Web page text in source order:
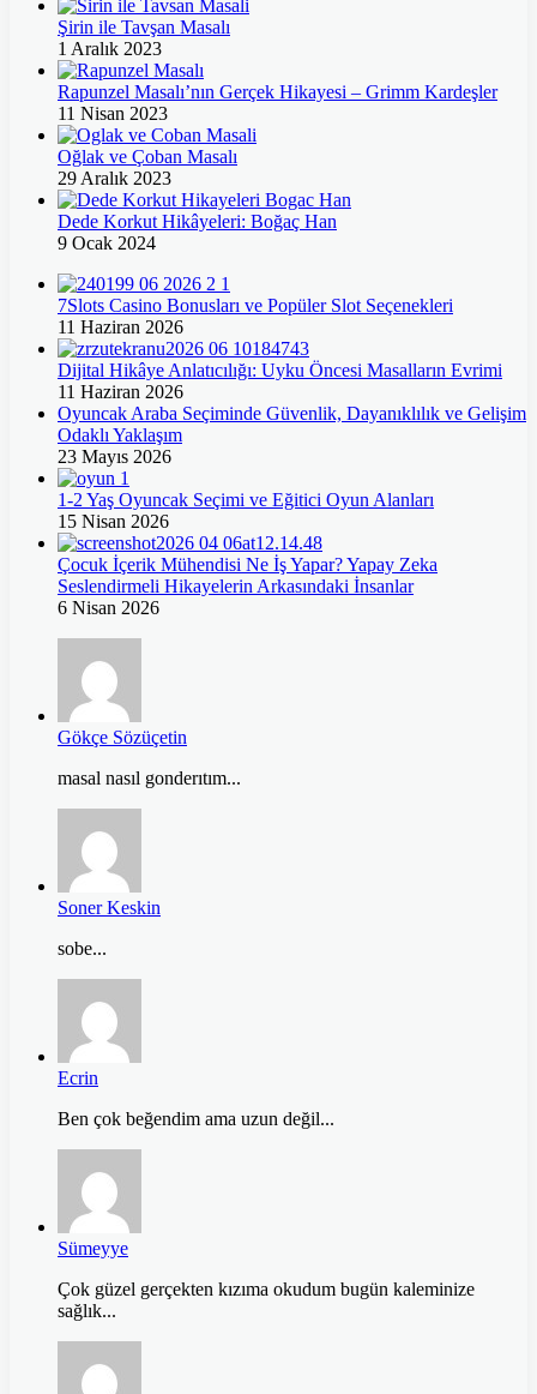
Şirin ile Tavşan Masalı
1 Aralık 2023
Rapunzel Masalı’nın Gerçek Hikayesi – Grimm Kardeşler
11 Nisan 2023
Oğlak ve Çoban Masalı
29 Aralık 2023
Dede Korkut Hikâyeleri: Boğaç Han
9 Ocak 2024
7Slots Casino Bonusları ve Popüler Slot Seçenekleri
11 Haziran 2026
Dijital Hikâye Anlatıcılığı: Uyku Öncesi Masalların Evrimi
11 Haziran 2026
Oyuncak Araba Seçiminde Güvenlik, Dayanıklılık ve Gelişim
Odaklı Yaklaşım
23 Mayıs 2026
1-2 Yaş Oyuncak Seçimi ve Eğitici Oyun Alanları
15 Nisan 2026
Çocuk İçerik Mühendisi Ne İş Yapar? Yapay Zeka
Seslendirmeli Hikayelerin Arkasındaki İnsanlar
6 Nisan 2026
Gökçe Sözüçetin
masal nasıl gonderıtım...
Soner Keskin
sobe...
Ecrin
Ben çok beğendim ama uzun değil...
Sümeyye
Çok güzel gerçekten kızıma okudum bugün kaleminize
sağlık...